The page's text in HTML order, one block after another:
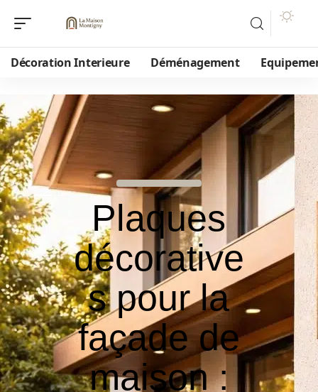
Décoration Interieure Déménagement
Plaques
décorative
s pour la
façade de
maison :